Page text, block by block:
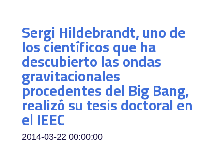
Sergi Hildebrandt, uno de
los científicos que ha
descubierto las ondas
gravitacionales
procedentes del Big Bang,
realizó su tesis doctoral en
el IEEC
2014-03-22 00:00:00